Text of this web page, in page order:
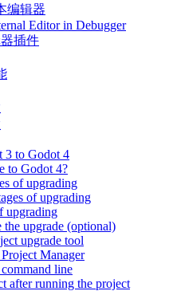
编辑器
Editor in Debugger
插件
3 to Godot 4
to Godot 4?
of upgrading
of upgrading
upgrading
the upgrade (optional)
upgrade tool
Manager
line
after running the project